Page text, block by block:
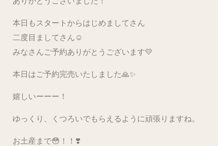
本日もスタートからはじめましてさん
二度目ましてさん☺️
みなさんご予約ありがとうございます💛
本日はご予約完売いたしました🙏✨
嬉しいーーー！
ゆっくり、くつろいでもらえるように頑張りますね。
お土産まで😳！！❣️